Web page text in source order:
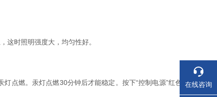
时照明强度大，均匀性好。
点燃。汞灯点燃30分钟后才能稳定。按下“控制电源”红色
在线咨询